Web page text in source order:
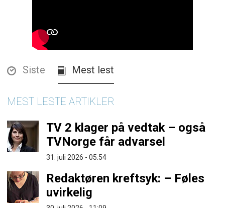
Siste Mest lest
MEST LESTE ARTIKLER
TV 2 klager på vedtak – også
TVNorge får advarsel
31. juli 2026 - 05:54
Redaktøren kreftsyk: – Føles
uvirkelig